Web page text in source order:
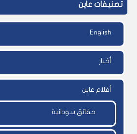
تصنيفات عاين
English
أخبار
أفلام عاين
حقائق سودانية